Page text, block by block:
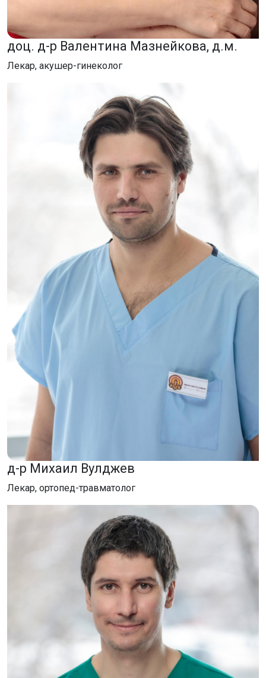
доц. д-р Валентина Мазнейкова, д.м.
Лекар, акушер-гинеколог
д-р Михаил Вулджев
Лекар, ортопед-травматолог